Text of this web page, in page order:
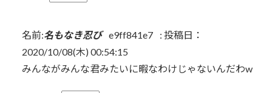
名前:名もなき忍び e9ff841e7 : 投稿日：
2020/10/08(木) 00:54:15
みんながみんな君みたいに暇なわけじゃないんだわw